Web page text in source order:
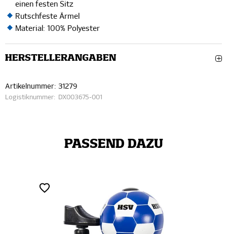
einen festen Sitz
Rutschfeste Ärmel
Material: 100% Polyester
HERSTELLERANGABEN
Artikelnummer: 31279
Logistiknummer: DX003675-001
PASSEND DAZU